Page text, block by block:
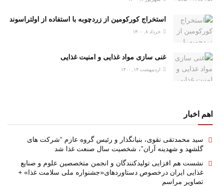
استخراج کورکومین از زردچوبه با استفاده از اولتراسوند
خرداد ۸, ۱۴۰۰
غنی سازی مواد غذایی و امنیت غذایی
اردیبهشت ۱۴, ۱۴۰۰
اهم اخبار
سید محمدتقی نقوی، بنیانگذار و رئیس گروه عازم “شرکت های
گلشهد و شهدینه آران”، شخصیت سال صنعت غذا شد
نشست هم افزایی تولیدکنندگان و انجمن متخصصین علوم و صنایع
غذایی ایران درخصوص دستاوردهای«جشنواره ملی سلامت غذا» +
تصاویر مراسم